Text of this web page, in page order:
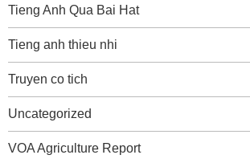
Tieng Anh Qua Bai Hat
Tieng anh thieu nhi
Truyen co tich
Uncategorized
VOA Agriculture Report